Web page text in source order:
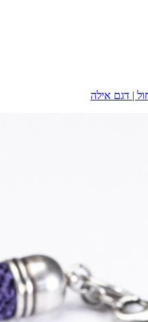
| דגם אילה